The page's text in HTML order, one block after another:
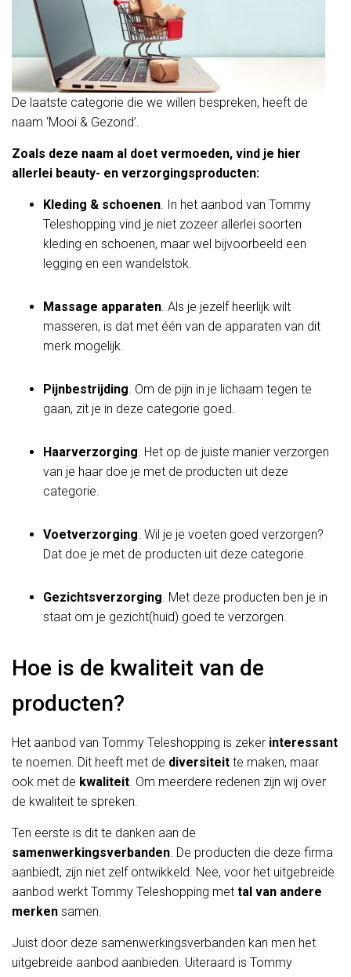
De laatste categorie die we willen bespreken, heeft de
naam ‘Mooi & Gezond’.
Zoals deze naam al doet vermoeden, vind je hier
allerlei beauty- en verzorgingsproducten:
Kleding & schoenen. In het aanbod van Tommy
Teleshopping vind je niet zozeer allerlei soorten
kleding en schoenen, maar wel bijvoorbeeld een
legging en een wandelstok.
Massage apparaten. Als je jezelf heerlijk wilt
masseren, is dat met één van de apparaten van dit
merk mogelijk.
Pijnbestrijding. Om de pijn in je lichaam tegen te
gaan, zit je in deze categorie goed.
Haarverzorging. Het op de juiste manier verzorgen
van je haar doe je met de producten uit deze
categorie.
Voetverzorging. Wil je je voeten goed verzorgen?
Dat doe je met de producten uit deze categorie.
Gezichtsverzorging. Met deze producten ben je in
staat om je gezicht(huid) goed te verzorgen.
Hoe is de kwaliteit van de
producten?
Het aanbod van Tommy Teleshopping is zeker interessant
te noemen. Dit heeft met de diversiteit te maken, maar
ook met de kwaliteit. Om meerdere redenen zijn wij over
de kwaliteit te spreken.
Ten eerste is dit te danken aan de
samenwerkingsverbanden. De producten die deze firma
aanbiedt, zijn niet zelf ontwikkeld. Nee, voor het uitgebreide
aanbod werkt Tommy Teleshopping met tal van andere
merken samen.
Juist door deze samenwerkingsverbanden kan men het
uitgebreide aanbod aanbieden. Uiteraard is Tommy